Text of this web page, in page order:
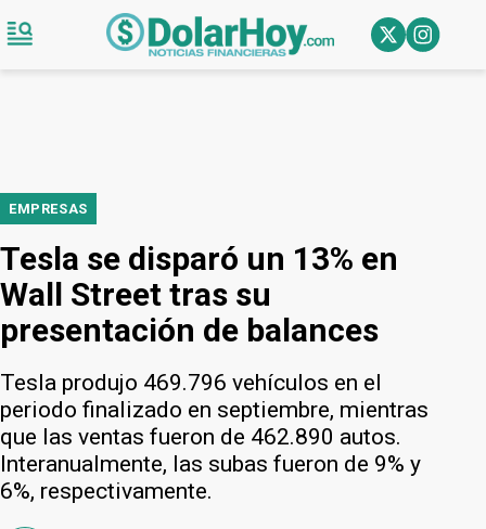
EMPRESAS
Tesla se disparó un 13% en
Wall Street tras su
presentación de balances
Tesla produjo 469.796 vehículos en el
periodo finalizado en septiembre, mientras
que las ventas fueron de 462.890 autos.
Interanualmente, las subas fueron de 9% y
6%, respectivamente.